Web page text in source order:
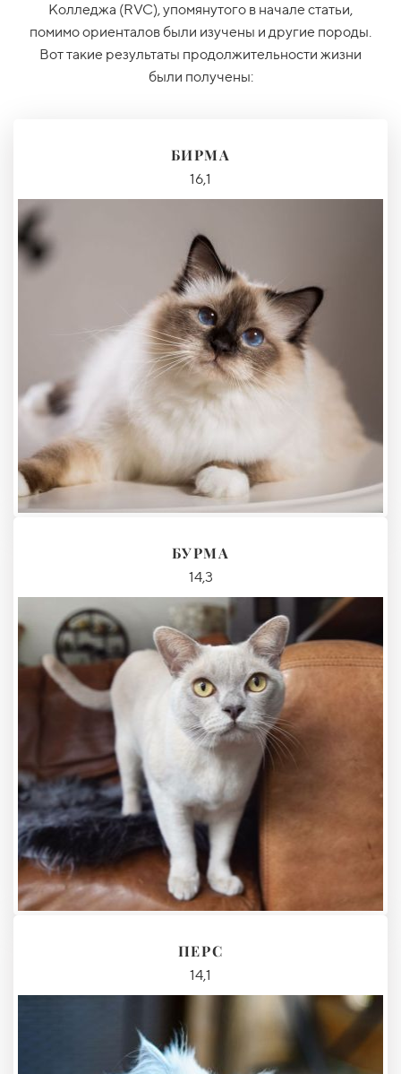
Колледжа (RVC), упомянутого в начале статьи,
помимо ориенталов были изучены и другие породы.
Вот такие результаты продолжительности жизни
были получены:
БИРМА
16,1
БУРМА
14,3
ПЕРС
14,1